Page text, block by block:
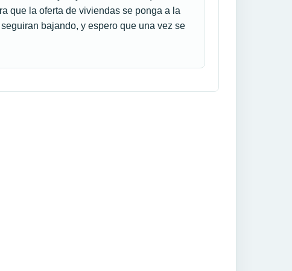
que la oferta de viviendas se ponga a la
bajando, y espero que una vez se